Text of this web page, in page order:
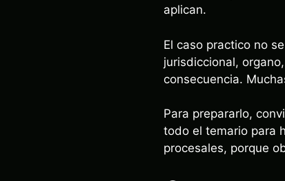
aplican.
El caso practico no
jurisdiccional,
consecuencia.
Para prepararlo,
todo el temario para
procesales, porque